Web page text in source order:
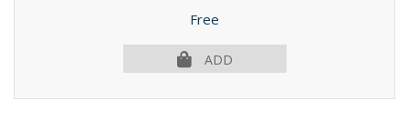
Price
Free
ADD